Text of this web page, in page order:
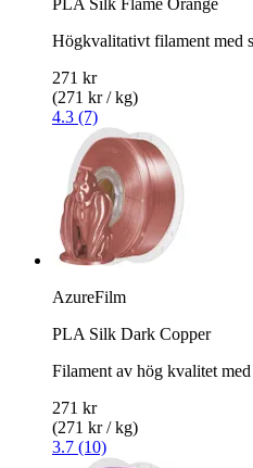
Högkvalitativt filament med
271 kr
(271 kr / kg)
4.3 (7)
AzureFilm
PLA Silk Dark Copper
Filament av hög kvalitet
271 kr
(271 kr / kg)
3.7 (10)